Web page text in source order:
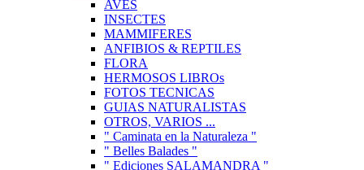
AVES
INSECTES
MAMMIFERES
ANFIBIOS & REPTILES
FLORA
HERMOSOS LIBROs
FOTOS TECNICAS
GUIAS NATURALISTAS
OTROS, VARIOS ...
" Caminata en la Naturaleza "
" Belles Balades "
" Ediciones SALAMANDRA "